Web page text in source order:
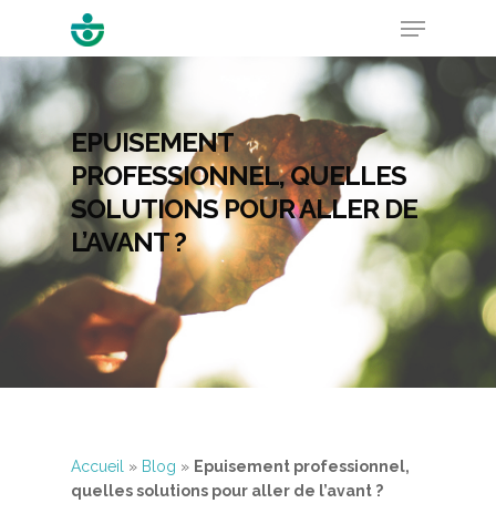
Hit enter to search or ESC to close
EPUISEMENT
PROFESSIONNEL, QUELLES
SOLUTIONS POUR ALLER DE
L’AVANT ?
Accueil » Blog » Epuisement professionnel,
quelles solutions pour aller de l’avant ?